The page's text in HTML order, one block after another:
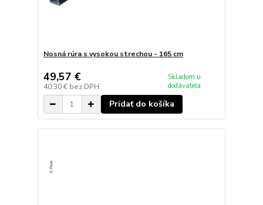
Nosná rúra s vysokou strechou - 165 cm
49,57 €
40,30 € bez DPH
Skladom u
dodávateľa
Pridať do košíka